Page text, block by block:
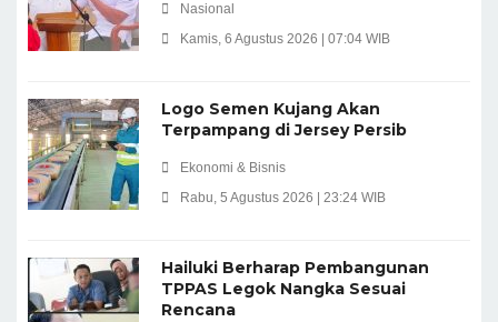
Nasional
Kamis, 6 Agustus 2026 | 07:04 WIB
Logo Semen Kujang Akan
Terpampang di Jersey Persib
Ekonomi & Bisnis
Rabu, 5 Agustus 2026 | 23:24 WIB
Hailuki Berharap Pembangunan
TPPAS Legok Nangka Sesuai
Rencana